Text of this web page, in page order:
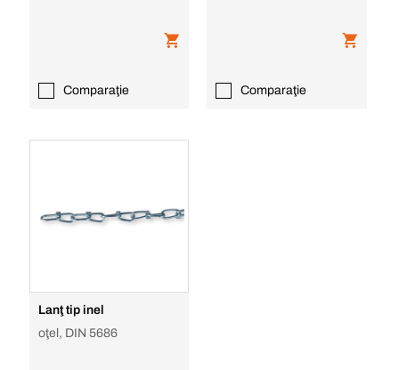
Comparaţie Comparaţie
Lanţ tip inel
oţel, DIN 5686